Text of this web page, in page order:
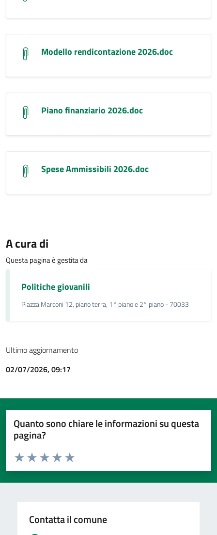
Modello rendicontazione 2026.doc
Piano finanziario 2026.doc
Spese Ammissibili 2026.doc
A cura di
Questa pagina è gestita da
Politiche giovanili
Piazza Marconi 12, piano terra, 1° piano e 2° piano - 70033
Ultimo aggiornamento
02/07/2026, 09:17
Quanto sono chiare le informazioni su questa
pagina?
Valuta da 1 a 5 stelle la pagina
Valuta 5 stelle su 5
Valuta 4 stelle su 5
Valuta 3 stelle su 5
Valuta 2 stelle su 5
Valuta 1 stelle su 5
Contatta il comune